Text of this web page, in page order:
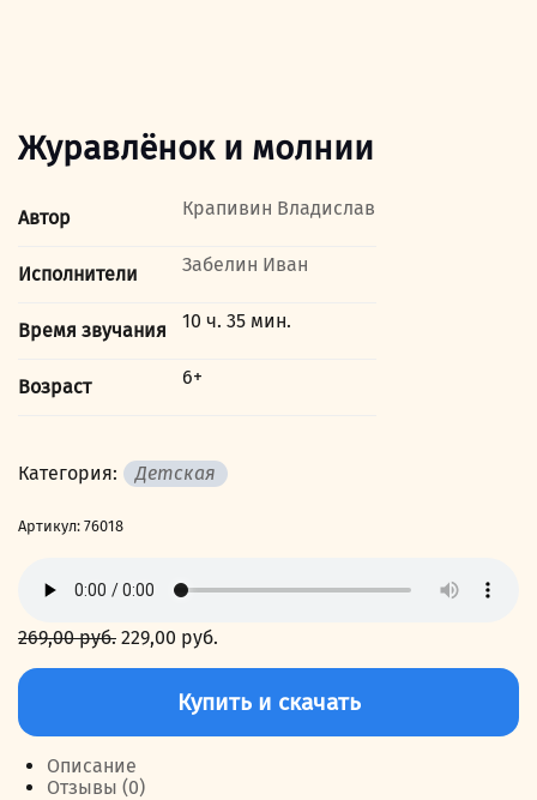
Журавлёнок и молнии
Автор Крапивин Владислав
Исполнители Забелин Иван
Время звучания 10 ч. 35 мин.
Возраст 6+
Категория: Детская
Артикул: 76018
269,00руб. Первоначальная
269,00 руб..
229,00 руб.
Количество
Журавлёнок
и
молнии
Купить и скачать
Описание
Отзывы (0)